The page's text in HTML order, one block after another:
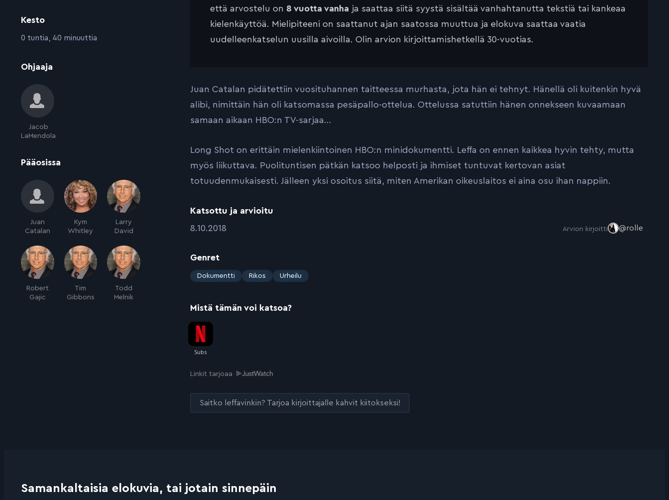
Kesto
:0 tuntia, 40 minuuttia
Ohjaaja
Jacob
LaMendola
Pääosissa
Juan
Catalan
Kym
Whitley
Larry
David
Robert
Gajic
Tim
Gibbons
Todd
Melnik
että arvostelu on 8 vuotta vanha ja saattaa siitä syystä sisältää vanhahtanutta tekstiä tai kankeaa
kielenkäyttöä. Mielipiteeni on saattanut ajan saatossa muuttua ja elokuva saattaa vaatia
uudelleenkatselun uusilla aivoilla. Olin arvion kirjoittamishetkellä 30-vuotias.
Juan Catalan pidätettiin vuosituhannen taitteessa murhasta, jota hän ei tehnyt. Hänellä oli kuitenkin hyvä
alibi, nimittäin hän oli katsomassa pesäpallo-ottelua. Ottelussa satuttiin hänen onnekseen kuvaamaan
samaan aikaan HBO:n TV-sarjaa…
Long Shot on erittäin mielenkiintoinen HBO:n minidokumentti. Leffa on ennen kaikkea hyvin tehty, mutta
myös liikuttava. Puolituntisen pätkän katsoo helposti ja ihmiset tuntuvat kertovan asiat
totuudenmukaisesti. Jälleen yksi osoitus siitä, miten Amerikan oikeuslaitos ei aina osu ihan nappiin.
Katsottu ja arvioitu
:8.10.2018 Arvion kirjoitti @rolle
Genret
:
Dokumentti Rikos Urheilu
Mistä tämän voi katsoa?
Linkit tarjoaa
Saitko leffavinkin? Tarjoa kirjoittajalle kahvit kiitokseksi!
Samankaltaisia elokuvia, tai jotain sinnepäin